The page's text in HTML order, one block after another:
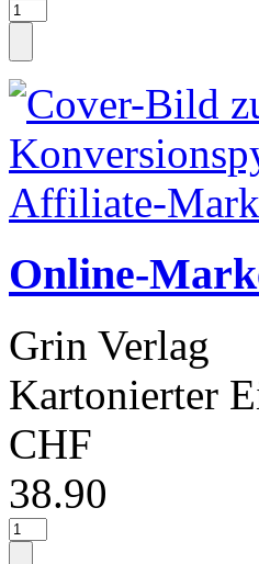
Online-
Grin Verlag
Kartonierter
CHF
38.90